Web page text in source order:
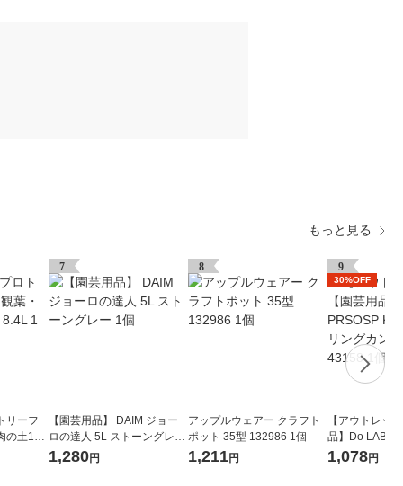
もっと見る
リーフ
の土10
7
【園芸用品】 DAIM ジョー
ロの達人 5L ストーングレー
1個
1,280円
8
アップルウェアー クラフト
ポット 35型 132986 1個
1,211円
9
30%OFF
【アウトレッ
品】Do LABO
NI ウォータリ
1,078円